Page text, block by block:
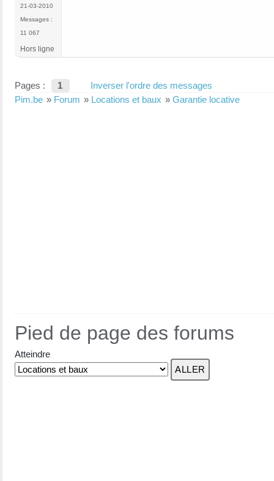
21-03-2010
Messages :
11 067
Hors ligne
Pages : 1
Inverser l'ordre des messages
Pim.be » Forum » Locations et baux » Garantie locative
Pied de page des forums
Atteindre